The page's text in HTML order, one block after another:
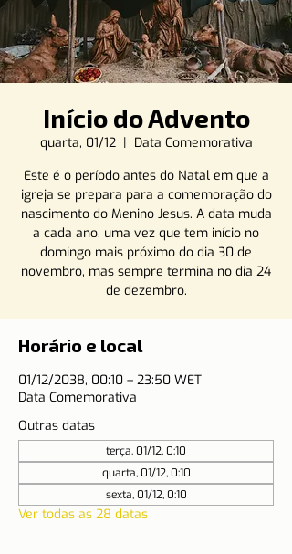
Início do Advento
quarta, 01/12
  |
Data Comemorativa
Este é o período antes do Natal em que a
igreja se prepara para a comemoração do
nascimento do Menino Jesus. A data muda
a cada ano, uma vez que tem início no
domingo mais próximo do dia 30 de
novembro, mas sempre termina no dia 24
de dezembro.
Horário e local
01/12/2038, 00:10 – 23:50 WET
Data Comemorativa
Outras datas
terça, 01/12, 0:10
quarta, 01/12, 0:10
sexta, 01/12, 0:10
Ver todas as 28 datas